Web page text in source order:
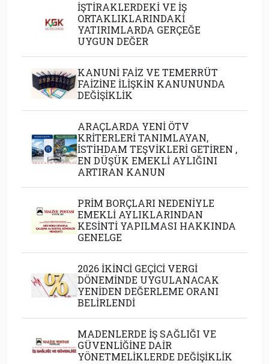
İŞTİRAKLERDEKİ VE İŞ
ORTAKLIKLARINDAKİ
YATIRIMLARDA GERÇEĞE
UYGUN DEĞER
KANUNİ FAİZ VE TEMERRÜT
FAİZİNE İLİŞKİN KANUNUNDA
DEĞİŞİKLİK
ARAÇLARDA YENİ ÖTV
KRİTERLERİ TANIMLAYAN,
İSTİHDAM TEŞVİKLERİ GETİREN ,
EN DÜŞÜK EMEKLİ AYLIĞINI
ARTIRAN KANUN
PRİM BORÇLARI NEDENİYLE
EMEKLİ AYLIKLARINDAN
KESİNTİ YAPILMASI HAKKINDA
GENELGE
2026 İKİNCİ GEÇİCİ VERGİ
DÖNEMİNDE UYGULANACAK
YENİDEN DEĞERLEME ORANI
BELİRLENDİ
MADENLERDE İŞ SAĞLIĞI VE
GÜVENLİĞİNE DAİR
YÖNETMELİKLERDE DEĞİŞİKLİK